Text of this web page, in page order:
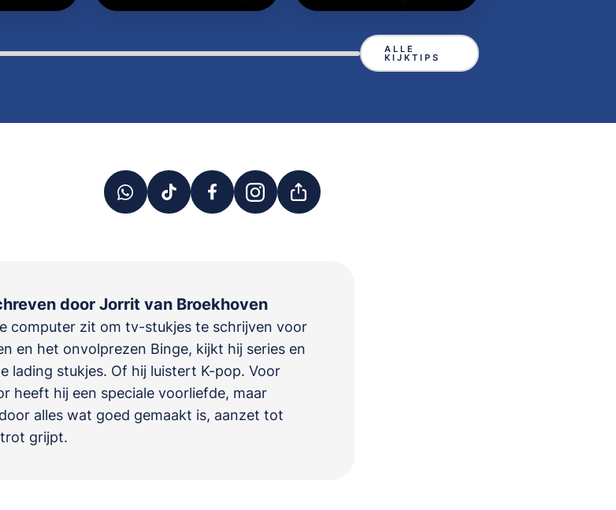
ALLE
KIJKTIPS
door Jorrit van Broekhoven
computer zit om tv-stukjes te schrijven voor
en het onvolprezen Binge, kijkt hij series en
lading stukjes. Of hij luistert K-pop. Voor
heeft hij een speciale voorliefde, maar
alles wat goed gemaakt is, aanzet tot
grijpt.